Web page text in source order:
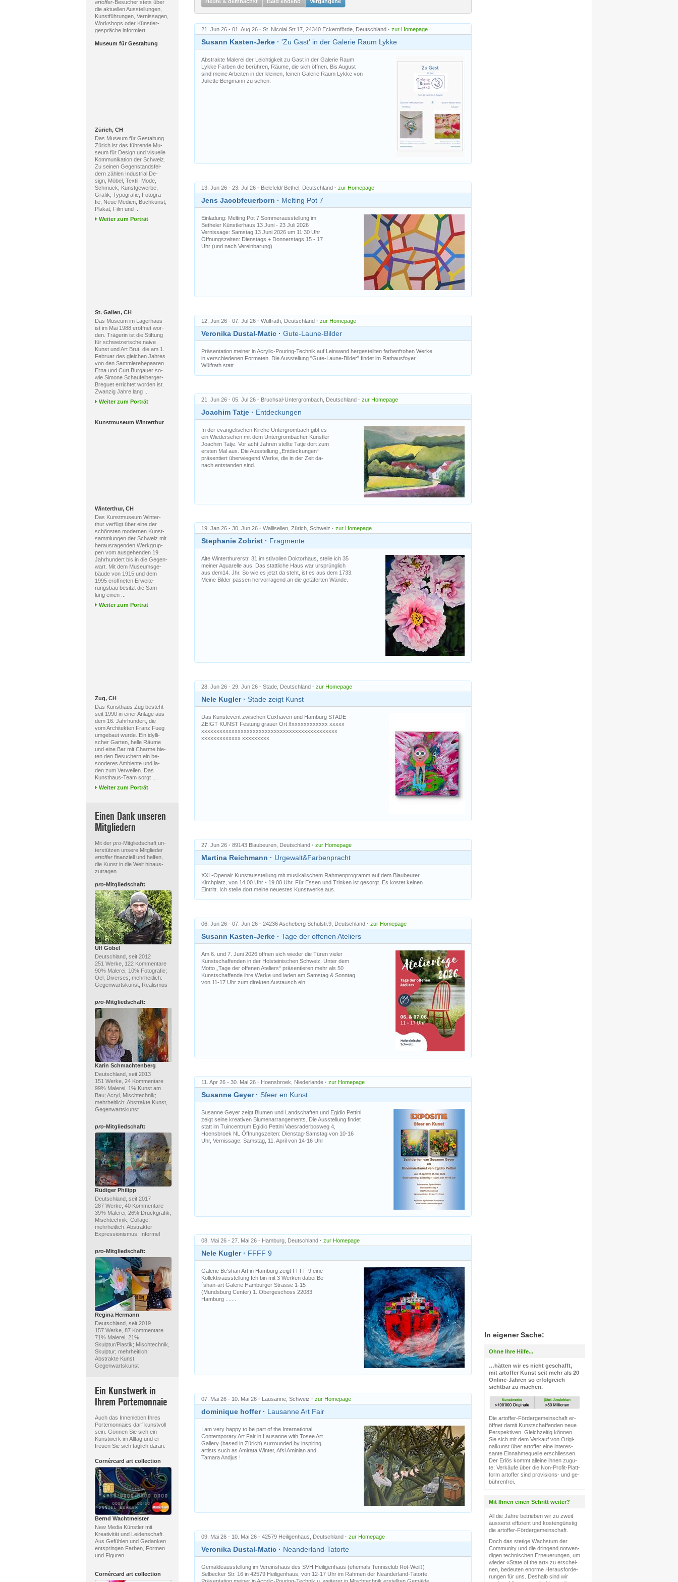
artoffer-Besucher stets über
die aktuellen Ausstellungen,
Kunstführungen, Vernissagen,
Workshops oder Künstler-
gespräche informiert.
Museum für Gestaltung
Zürich, CH
Das Museum für Gestaltung
Zürich ist das führende Mu-
seum für Design und visuelle
Kommunikation der Schweiz.
Zu seinen Gegenstandsfel-
dern zählen Industrial De-
sign, Möbel, Textil, Mode,
Schmuck, Kunstgewerbe,
Grafik, Typografie, Fotogra-
fie, Neue Medien, Buchkunst,
Plakat, Film und ...
Weiter zum Porträt
St. Gallen, CH
Das Museum im Lagerhaus
ist im Mai 1988 eröffnet wor-
den. Trägerin ist die Stiftung
für schweizerische naive
Kunst und Art Brut, die am 1.
Februar des gleichen Jahres
von den Sammlerehepaaren
Erna und Curt Burgauer so-
wie Simone Schaufelberger-
Breguet errichtet worden ist.
Zwanzig Jahre lang ...
Weiter zum Porträt
Kunstmuseum Winterthur
Winterthur, CH
Das Kunstmuseum Winter-
thur verfügt über eine der
schönsten modernen Kunst-
sammlungen der Schweiz mit
herausragenden Werkgrup-
pen vom ausgehenden 19.
Jahrhundert bis in die Gegen-
wart. Mit dem Museumsge-
bäude von 1915 und dem
1995 eröffneten Erweite-
rungsbau besitzt die Sam-
lung einen ...
Weiter zum Porträt
Zug, CH
Das Kunsthaus Zug besteht
seit 1990 in einer Anlage aus
dem 16. Jahrhundert, die
vom Architekten Franz Fueg
umgebaut wurde. Ein idylli-
scher Garten, helle Räume
und eine Bar mit Charme bie-
ten den Besuchern ein be-
sonderes Ambiente und la-
den zum Verweilen. Das
Kunsthaus-Team sorgt ...
Weiter zum Porträt
Einen Dank unseren
Mitgliedern
Mit der pro-Mitgliedschaft un-
terstützen unsere Mitglieder
artofferfinanziell und helfen,
die Kunst in die Welt hinaus-
zutragen.
pro-Mitgliedschaft:
Ulf Göbel
Deutschland, seit 2012
251 Werke, 122 Kommentare
90% Malerei, 10% Fotografie;
Oel, Diverses; mehrheitlich:
Gegenwartskunst, Realismus
pro-Mitgliedschaft:
Karin Schmachtenberg
Deutschland, seit 2013
151 Werke, 24 Kommentare
99% Malerei, 1% Kunst am
Bau; Acryl, Mischtechnik;
mehrheitlich: Abstrakte Kunst,
Gegenwartskunst
pro-Mitgliedschaft:
Rüdiger Philipp
Deutschland, seit 2017
287 Werke, 40 Kommentare
39% Malerei, 26% Druckgrafik;
Mischtechnik, Collage;
mehrheitlich: Abstrakter
Expressionismus, Informel
pro-Mitgliedschaft:
Regina Hermann
Deutschland, seit 2019
157 Werke, 87 Kommentare
71% Malerei, 21%
Skulptur/Plastik; Mischtechnik,
Skulptur; mehrheitlich:
Abstrakte Kunst,
Gegenwartskunst
Ein Kunstwerk in
Ihrem Portemonnaie
Auch das Innenleben Ihres
Portemonnaies darf kunstvoll
sein. Gönnen Sie sich ein
Kunstwerk im Alltag und er-
freuen Sie sich täglich daran.
Cornèrcard art collection
Bernd Wachtmeister
New Media Künstler mit
Kreativität und Leidenschaft.
Aus Gefühlen und Gedanken
entspringen Farben, Formen
und Figuren.
Cornèrcard art collection
21. Jun 26 - 01. Aug 26 · St. Nicolai Str.17, 24340 Eckernförde, Deutschland · zur Homepage
Susann Kasten-Jerke · 'Zu Gast' in der Galerie Raum Lykke
Abstrakte Malerei der Leichtigkeit zu Gast in der Galerie Raum
Lykke Farben die berühren, Räume, die sich öffnen. Bis August
sind meine Arbeiten in der kleinen, feinen Galerie Raum Lykke von
Juliette Bergmann zu sehen.
13. Jun 26 - 23. Jul 26 · Bielefeld/ Bethel, Deutschland · zur Homepage
Jens Jacobfeuerborn · Melting Pot 7
Einladung: Melting Pot 7 Sommerausstellung im
Betheler Künstlerhaus 13 Juni - 23 Juli 2026
Vernissage: Samstag 13 Juni 2026 um 11:30 Uhr
Öffnungszeiten: Dienstags + Donnerstags,15 - 17
Uhr (und nach Vereinbarung)
12. Jun 26 - 07. Jul 26 · Wülfrath, Deutschland · zur Homepage
Veronika Dustal-Matic · Gute-Laune-Bilder
Präsentation meiner in Acrylic-Pouring-Technik auf Leinwand hergestellten farbenfrohen Werke
in verschiedenen Formaten. Die Ausstellung "Gute-Laune-Bilder" findet im Rathausfoyer
Wülfrath statt.
21. Jun 26 - 05. Jul 26 · Bruchsal-Untergrombach, Deutschland · zur Homepage
Joachim Tatje · Entdeckungen
In der evangelischen Kirche Untergrombach gibt es
ein Wiedersehen mit dem Untergrombacher Künstler
Joachim Tatje. Vor acht Jahren stellte Tatje dort zum
ersten Mal aus. Die Ausstellung „Entdeckungen“
präsentiert überwiegend Werke, die in der Zeit da-
nach entstanden sind.
19. Jan 26 - 30. Jun 26 · Wallisellen, Zürich, Schweiz · zur Homepage
Stephanie Zobrist · Fragmente
Alte Winterthurerstr. 31 im stilvollen Doktorhaus, stelle ich 35
meiner Aquarelle aus. Das stattliche Haus war ursprünglich
aus dem14. Jhr. So wie es jetzt da steht, ist es aus dem 1733.
Meine Bilder passen hervorragend an die getäferten Wände.
28. Jun 26 - 29. Jun 26 · Stade, Deutschland · zur Homepage
Nele Kugler · Stade zeigt Kunst
Das Kunstevent zwischen Cuxhaven und Hamburg STADE
ZEIGT KUNST Festung grauer Ort x̌xxxxxxxxxxxx xxxxx
xxxxxxxxxxxxxxxxxxxxxxxxxxxxxxxxxxxxxxxxxxxxx
xxxxxxxxxxxxx xxxxxxxxx
27. Jun 26 · 89143 Blaubeuren, Deutschland · zur Homepage
Martina Reichmann · Urgewalt&Farbenpracht
XXL-Openair Kunstausstellung mit musikalischem Rahmenprogramm auf dem Blaubeurer
Kirchplatz, von 14.00 Uhr - 19.00 Uhr. Für Essen und Trinken ist gesorgt. Es kostet keinen
Eintritt. Ich stelle dort meine neuestes Kunstwerke aus.
06. Jun 26 - 07. Jun 26 · 24236 Ascheberg Schulstr.9, Deutschland · zur Homepage
Susann Kasten-Jerke · Tage der offenen Ateliers
Am 6. und 7. Juni 2026 öffnen sich wieder die Türen vieler
Kunstschaffenden in der Holsteinischen Schweiz. Unter dem
Motto „Tage der offenen Ateliers“ präsentieren mehr als 50
Kunstschaffende ihre Werke und laden am Samstag & Sonntag
von 11-17 Uhr zum direkten Austausch ein.
11. Apr 26 - 30. Mai 26 · Hoensbroek, Niederlande · zur Homepage
Susanne Geyer · Sfeer en Kunst
Susanne Geyer zeigt Blumen und Landschaften und Egidio Pettini
zeigt seine kreativen Blumenarrangements. Die Ausstellung findet
statt im Tuincentrum Egidio Pettini Vaesraderbosweg 4,
Hoensbroek NL Öffnungszeiten: Dienstag-Samstag von 10-16
Uhr, Vernissage: Samstag, 11. April von 14-16 Uhr
08. Mai 26 - 27. Mai 26 · Hamburg, Deutschland · zur Homepage
Nele Kugler · FFFF 9
Galerie Be'shan Art in Hamburg zeigt FFFF 9 eine
Kollektivausstellung Ich bin mit 3 Werken dabei Be
´shan-art Galerie Hamburger Strasse 1-15
(Mundsburg Center) 1. Obergeschoss 22083
Hamburg .......
07. Mai 26 - 10. Mai 26 · Lausanne, Schweiz · zur Homepage
dominique hoffer · Lausanne Art Fair
I am very happy to be part of the International
Contemporary Art Fair in Lausanne with Tosee Art
Gallery (based in Zürich) surrounded by inspiring
artists such as Amirata Winter, Afsi Aminian and
Tamara Andjus !
09. Mai 26 - 10. Mai 26 · 42579 Heiligenhaus, Deutschland · zur Homepage
Veronika Dustal-Matic · Neanderland-Tatorte
Gemäldeausstellung im Vereinshaus des SVH Heiligenhaus (ehemals Tennisclub Rot-Weiß)
Selbecker Str. 16 in 42579 Heiligenhaus, von 12-17 Uhr im Rahmen der Neanderland-Tatorte.
In eigener Sache:
Ohne Ihre Hilfe...
…hät­ten wir es nicht ge­schafft,
mit artoffer Kunst seit mehr als 20
On­line-Jah­ren so er­folg­reich
sicht­bar zu ma­chen.
Die artoffer-För­der­ge­mein­schaft er­
öff­net da­mit Kunst­schaf­fen­den neue
Per­spek­ti­ven. Gleich­zei­tig kön­nen
Sie sich mit dem Ver­kauf von Ori­gi­
nal­kunst über artoffer ei­ne in­ter­es­
san­te Ein­nah­me­quel­le er­schlies­sen.
Der Er­lös kommt al­lei­ne ih­nen zu­gu­
te: Ver­käu­fe über die Non-Pro­fit-Platt­
form artoffer sind pro­vi­si­ons- und ge­
büh­ren­frei.
Mit Ihnen einen Schritt weiter?
All die Jah­re be­trie­ben wir zu zweit
äus­serst ef­fi­zi­ent und kos­ten­güns­tig
die artoffer-För­der­ge­mein­schaft.
Doch das ste­ti­ge Wachs­tum der
Com­mu­ni­ty und die drin­gend not­wen­
di­gen tech­ni­schen Er­neue­run­gen, um
wie­der «Sta­te of the art» zu er­schei­
nen, be­deu­ten enor­me Her­aus­for­de­
run­gen für uns. Des­halb sind wir